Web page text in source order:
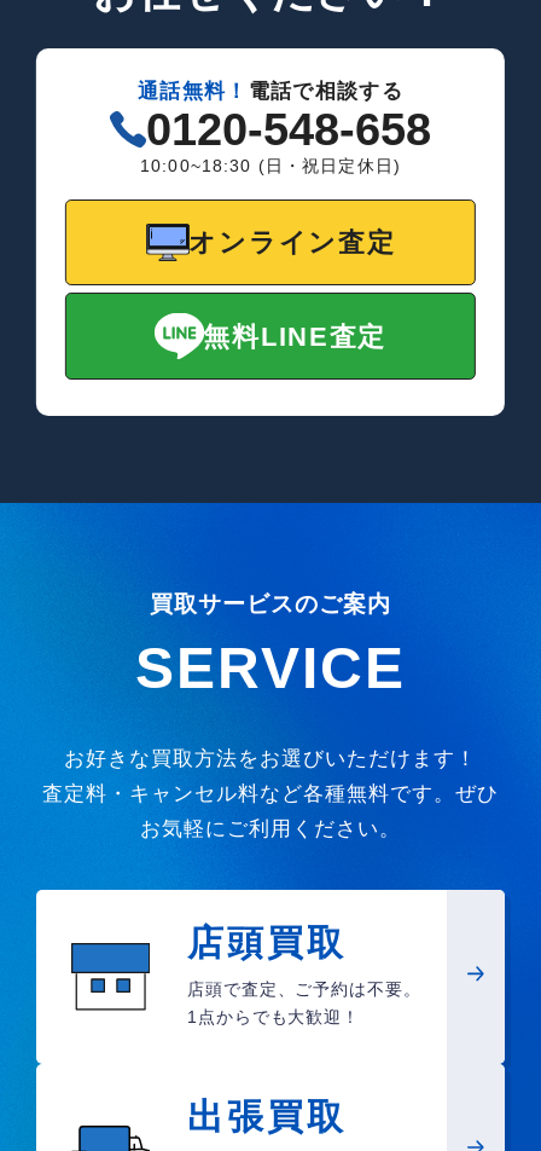
通話無料！ 電話で相談する
0120-548-658
10:00~18:30 (日・祝日定休日)
オンライン査定
無料LINE査定
買取サービスのご案内
SERVICE
お好きな買取方法をお選びいただけます！
査定料・キャンセル料など各種無料です。ぜひ
お気軽にご利用ください。
店頭買取
店頭で査定、ご予約は不要。
1点からでも大歓迎！
出張買取